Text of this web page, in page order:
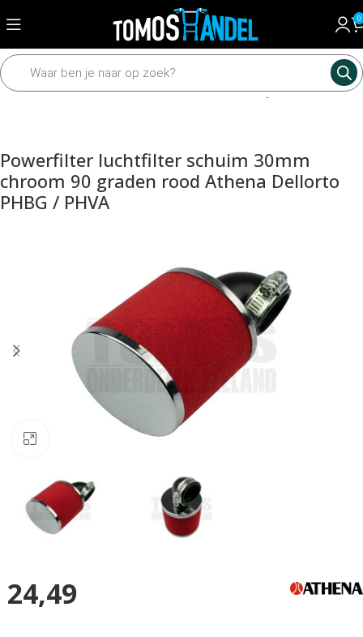
0
Home Motordelen Carburateur Luchtfilter en powerfilter
Powerfilter luchtfilter schuim 30mm
chroom 90 graden rood Athena Dellorto
PHBG / PHVA
Klik om te vergroten
24,49